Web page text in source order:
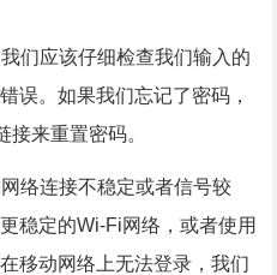
们应该仔细检查我们输入的
误。如果我们忘记了密码，
接来重置密码。
络连接不稳定或者信号较
稳定的Wi-Fi网络，或者使用
移动网络上无法登录，我们